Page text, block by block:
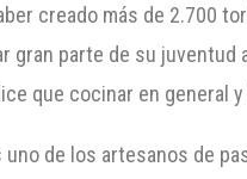
creado más de 2.700
gran parte de su
que cocinar en general
de los artesanos de